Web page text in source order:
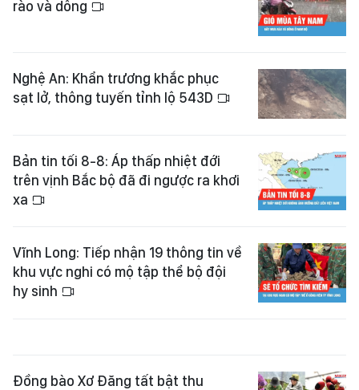
rào và dông
Nghệ An: Khẩn trương khắc phục
sạt lở, thông tuyến tỉnh lộ 543D
Bản tin tối 8-8: Áp thấp nhiệt đới
trên vịnh Bắc bộ đã đi ngược ra khơi
xa
Vĩnh Long: Tiếp nhận 19 thông tin về
khu vực nghi có mộ tập thể bộ đội
hy sinh
Đồng bào Xơ Đăng tất bật thu